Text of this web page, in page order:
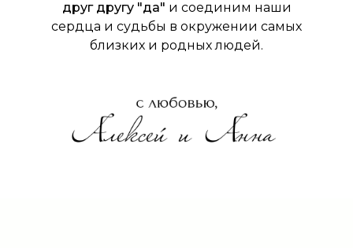
друг другу "да" и соединим наши
сердца и судьбы в окружении самых
близких и родных людей.